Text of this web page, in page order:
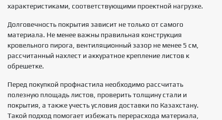
характеристиками, соответствующими проектной нагрузке.
Долговечность покрытия зависит не только от самого
материала. Не менее важны правильная конструкция
кровельного пирога, вентиляционный зазор не менее 5 см,
рассчитанный нахлест и аккуратное крепление листов к
обрешетке.
Перед покупкой профнастила необходимо рассчитать
полезную площадь листов, проверить толщину стали и
покрытия, а также учесть условия доставки по Казахстану.
Такой подход помогает избежать перерасхода материала,